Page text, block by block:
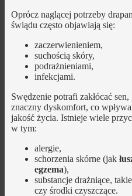
Oprócz naglącej potrzeby
świądu często objawiają się:
zaczerwienieniem,
suchością skóry,
podrażnieniami,
infekcjami.
Swędzenie potrafi zakłócać sen,
znaczny dyskomfort, co wpływa
jakość życia. Istnieje wiele
w tym:
alergie,
schorzenia skórne (jak
egzema),
substancje drażniące,
czy środki czyszczące.